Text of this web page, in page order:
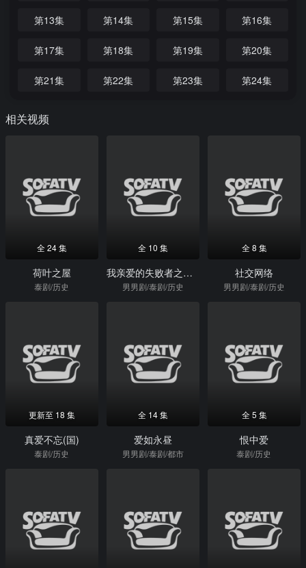
第13集 第14集 第15集 第16集
第17集 第18集 第19集 第20集
第21集 第22集 第23集 第24集
相关视频
全 24 集
荷叶之屋
泰剧/历史
全 10 集
我亲爱的失败者之怪物浪漫
男男剧/泰剧/历史
全 8 集
社交网络
男男剧/泰剧/历史
更新至 18 集
真爱不忘(国)
泰剧/历史
全 14 集
爱如永昼
男男剧/泰剧/都市
全 5 集
恨中爱
泰剧/历史